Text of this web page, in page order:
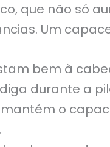
que não só
Um
bem à
durante a
o